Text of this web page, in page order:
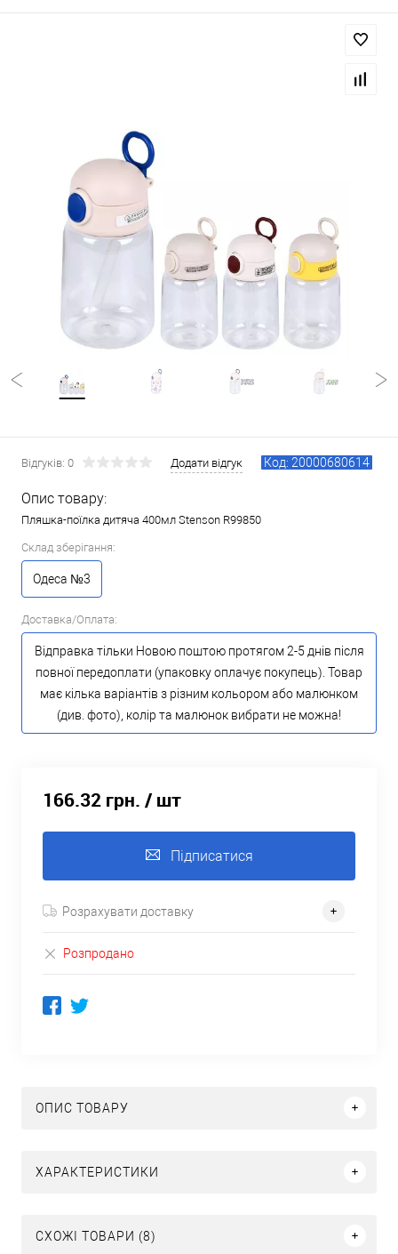
Відгуків: 0 Додати відгук Код: 20000680614
Опис товару:
Пляшка-поїлка дитяча 400мл Stenson R99850
Склад зберігання:
Одеса №3
Доставка/Оплата:
Відправка тільки Новою поштою протягом 2-5 днів після
повної передоплати (упаковку оплачує покупець). Товар
має кілька варіантів з різним кольором або малюнком
(див. фото), колір та малюнок вибрати не можна!
166.32 грн. / шт
Підписатися
Розрахувати доставку
Розпродано
ОПИС ТОВАРУ
ХАРАКТЕРИСТИКИ
СХОЖІ ТОВАРИ (8)